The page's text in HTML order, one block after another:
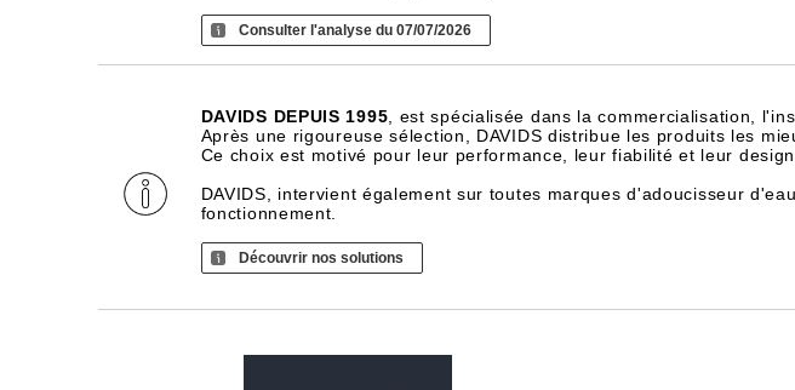
Consulter l'analyse du 07/07/2026
DAVIDS DEPUIS 1995 , est spécialisée dans la commercialisation,
Après une rigoureuse sélection, DAVIDS distribue les produits les
Ce choix est motivé pour leur performance, leur fiabilité et leur design.
DAVIDS, intervient également sur toutes marques d'adoucisseur
fonctionnement.
Découvrir nos solutions